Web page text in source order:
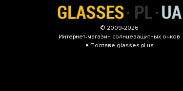
© 2009-2026
Интернет-магазин солнцезащитных очков
в Полтаве glasses.pl.ua